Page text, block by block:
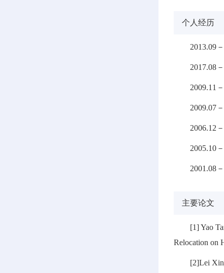
个人经历
2013.09
2017.08
2009.11
2009.07
2006.12
2005.10
2001.08
主要论文
[1] Yao
Relocation on
[2]Lei